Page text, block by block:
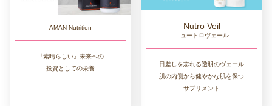
AMAN Nutrition
『素晴らしい』未来への
投資としての栄養
Nutro Veil
ニュートロヴェール
日差しを忘れる透明のヴェール
肌の内側から健やかな肌を保つ
サプリメント